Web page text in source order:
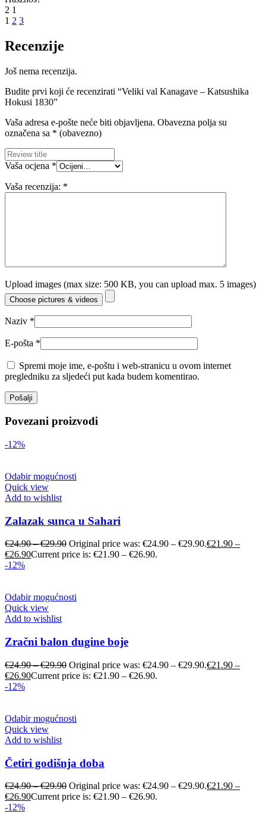
2 1
1 2 3
Recenzije
Još nema recenzija.
Budite prvi koji će recenzirati “Veliki val Kanagave – Katsushika
Hokusi 1830”
Vaša adresa e-pošte neće biti objavljena. Obavezna polja su
označena sa * (obavezno)
Vaša ocjena *
Vaša recenzija: *
Upload images (max size: 500 KB, you can upload max. 5 images)
Choose pictures & videos
Naziv *
E-pošta *
Spremi moje ime, e-poštu i web-stranicu u ovom internet
pregledniku za sljedeći put kada budem komentirao.
Povezani proizvodi
-12%
Odabir mogućnosti
Quick view
Add to wishlist
Zalazak sunca u Sahari
€24.90–€29.90 Original price was: €24.90 – €29.90.€21.90 –
€26.90Current price is: €21.90 – €26.90.
-12%
Odabir mogućnosti
Quick view
Add to wishlist
Zračni balon dugine boje
€24.90–€29.90 Original price was: €24.90 – €29.90.€21.90 –
€26.90Current price is: €21.90 – €26.90.
-12%
Odabir mogućnosti
Quick view
Add to wishlist
Četiri godišnja doba
€24.90–€29.90 Original price was: €24.90 – €29.90.€21.90 –
€26.90Current price is: €21.90 – €26.90.
-12%